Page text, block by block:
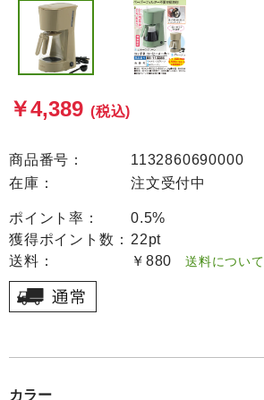
￥4,389 (税込)
商品番号：
1132860690000
在庫：
注文受付中
ポイント率：
0.5%
獲得ポイント数： 22pt
送料：
￥880 送料について
カラー